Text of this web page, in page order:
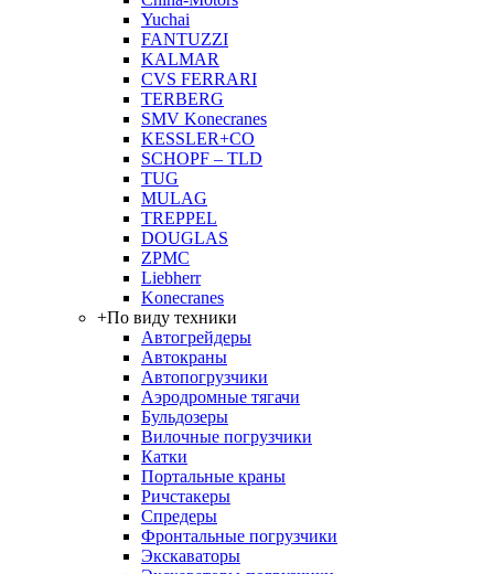
Yuchai
FANTUZZI
KALMAR
CVS FERRARI
TERBERG
SMV Konecranes
KESSLER+CO
SCHOPF – TLD
TUG
MULAG
TREPPEL
DOUGLAS
ZPMC
Liebherr
Konecranes
+По виду техники
Автогрейдеры
Автокраны
Автопогрузчики
Аэродромные тягачи
Бульдозеры
Вилочные погрузчики
Катки
Портальные краны
Ричстакеры
Спредеры
Фронтальные погрузчики
Экскаваторы